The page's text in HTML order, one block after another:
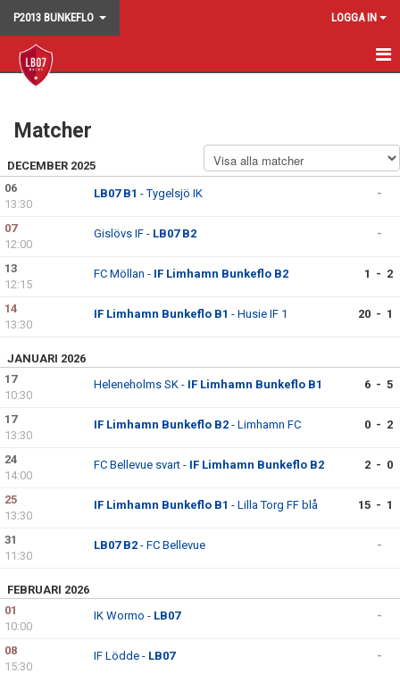
P2013 BUNKEFLO LOGGA IN
START
NYHETER
KALENDER
MATCHER
TRUPPEN
BILDGALLERI
DOKUMENT
KONTAKT
Matcher
DECEMBER 2025
06
13:30
LB07 B1 - Tygelsjö IK -
07
12:00
Gislövs IF - LB07 B2 -
13
12:15
FC Möllan - IF Limhamn Bunkeflo B2 1 - 2
14
13:30
IF Limhamn Bunkeflo B1 - Husie IF 1 20 - 1
JANUARI 2026
17
10:30
Heleneholms SK - IF Limhamn Bunkeflo B1 6 - 5
17
13:30
IF Limhamn Bunkeflo B2 - Limhamn FC 0 - 2
24
14:00
FC Bellevue svart - IF Limhamn Bunkeflo B2 2 - 0
25
13:30
IF Limhamn Bunkeflo B1 - Lilla Torg FF blå 15 - 1
31
11:30
LB07 B2 - FC Bellevue -
FEBRUARI 2026
01
10:00
IK Wormo - LB07 -
08
15:30
IF Lödde - LB07 -